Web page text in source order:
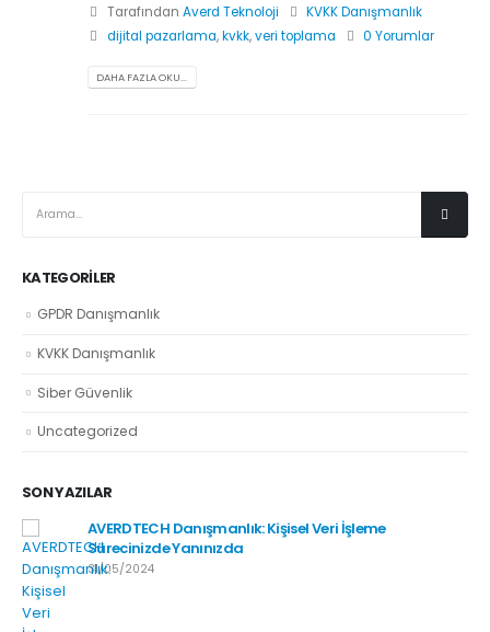
Tarafından Averd Teknoloji
KVKK Danışmanlık
dijital pazarlama,kvkk,veri toplama 0 Yorumlar
DAHA FAZLA OKU...
KATEGORILER
GPDR Danışmanlık
KVKK Danışmanlık
Siber Güvenlik
Uncategorized
SON YAZILAR
AVERDTECH Danışmanlık: Kişisel Veri İşleme
Sürecinizde Yanınızda
31/05/2024